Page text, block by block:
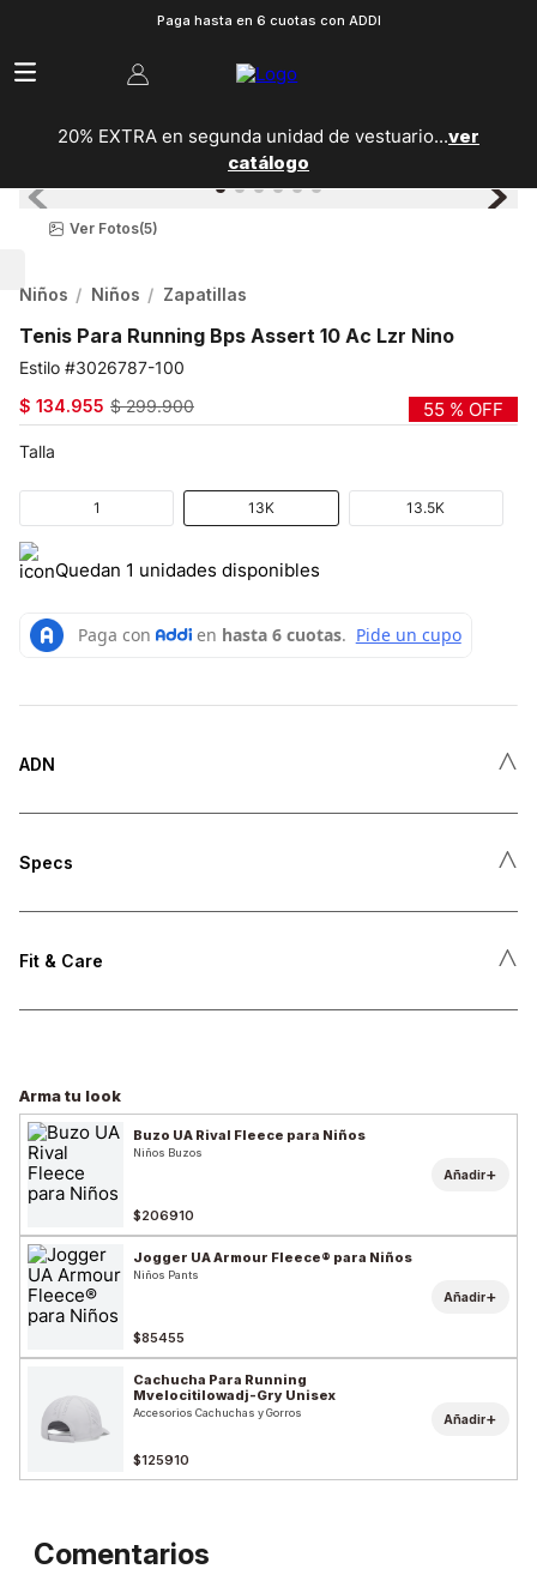
Paga hasta en 6 cuotas con ADDI
20% EXTRA en segunda unidad de vestuario...ver
catálogo
Ver Fotos(5)
Niños Niños Zapatillas
Tenis Para Running Bps Assert 10 Ac Lzr Nino
3026787-100
$ 134.955 $ 299.900 55 % OFF
Talla
1 13.5K
13K
Quedan 1 unidades disponibles
ADN ˄
Specs ˄
Fit & Care ˄
Arma tu look
Buzo UA Rival Fleece para Niños
Niños Buzos
$206910
Añadir+
Jogger UA Armour Fleece® para Niños
Niños Pants
$85455
Añadir+
Cachucha Para Running
Mvelocitilowadj-Gry Unisex
Accesorios Cachuchas y Gorros
$125910
Añadir+
Comentarios